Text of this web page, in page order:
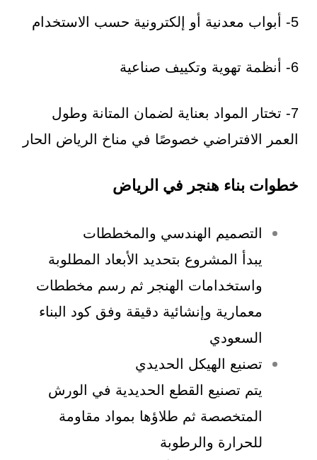
5- أبواب معدنية أو إلكترونية حسب الاستخدام
6- أنظمة تهوية وتكييف صناعية
7- تختار المواد بعناية لضمان المتانة وطول
العمر الافتراضي خصوصًا في مناخ الرياض الحار
خطوات بناء هنجر في الرياض
التصميم الهندسي والمخططات
يبدأ المشروع بتحديد الأبعاد المطلوبة
واستخدامات الهنجر ثم رسم مخططات
معمارية وإنشائية دقيقة وفق كود البناء
السعودي
تصنيع الهيكل الحديدي
يتم تصنيع القطع الحديدية في الورش
المتخصصة ثم طلاؤها بمواد مقاومة
للحرارة والرطوبة